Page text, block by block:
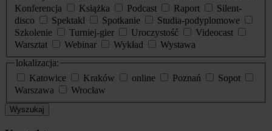
Konferencja
Książka Podcast Raport
Silent-
disco
Spektakl Spotkanie
Studia-podyplomowe
Szkolenie
Turniej-gier Uroczystość
Videocast
Warsztat
Webinar Wykład
Wystawa
lokalizacja:
Katowice
Kraków online Poznań
Sopot
Warszawa
Wrocław
Wyszukaj